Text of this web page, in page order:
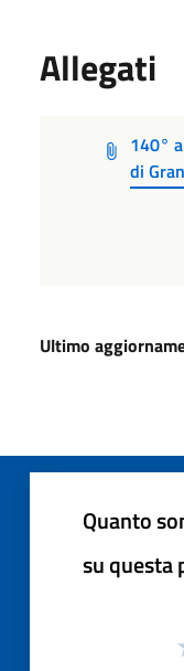
Allegati
140°
di
Ultimo
Quanto
su questa